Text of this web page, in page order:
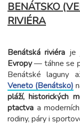
BENÁTSKO
RIVIÉRA
Benátská riviéra je
Evropy— táhne se
Benátské laguny
Veneto (Benátsko)
pláží, historických
ptactva a
rodiny, páry i